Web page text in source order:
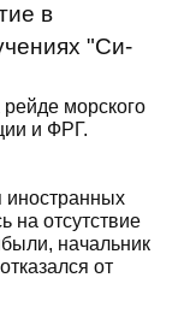
в
"Си-
морского
и ФРГ.
иностранных
на отсутствие
начальник
от